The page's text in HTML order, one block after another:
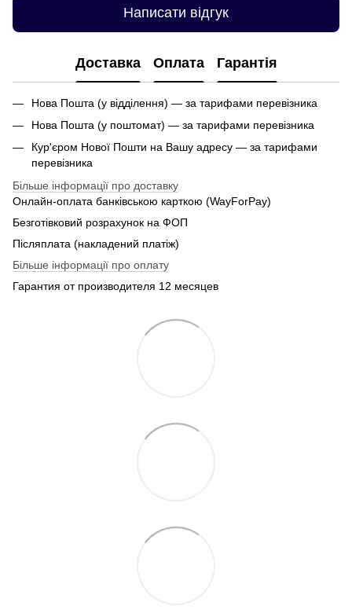
Написати відгук
Доставка Оплата Гарантія
Нова Пошта (у відділення) — за тарифами перевізника
Нова Пошта (у поштомат) — за тарифами перевізника
Кур'єром Нової Пошти на Вашу адресу — за тарифами
перевізника
Більше інформації про доставку
Онлайн-оплата банківською карткою (WayForPay)
Безготівковий розрахунок на ФОП
Післяплата (накладений платіж)
Більше інформації про оплату
Гарантия от производителя 12 месяцев